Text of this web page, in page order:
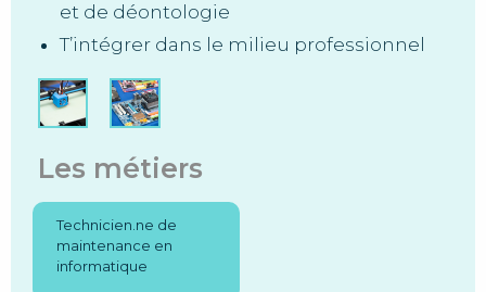
et de déontologie
T’intégrer dans le milieu professionnel
Les métiers
Technicien.ne de
maintenance en
informatique